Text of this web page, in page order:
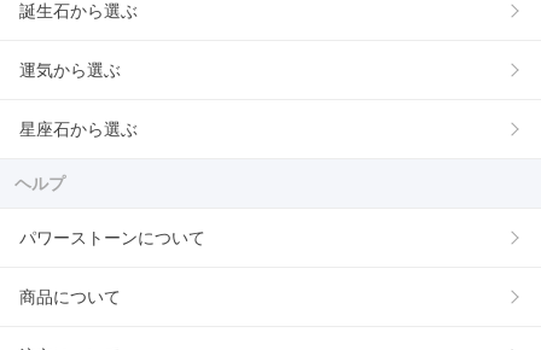
誕生石から選ぶ
運気から選ぶ
星座石から選ぶ
ヘルプ
パワーストーンについて
商品について